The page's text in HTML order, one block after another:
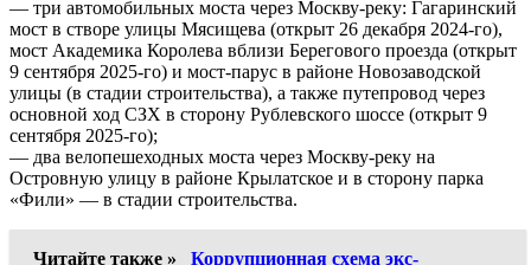
— три автомобильных моста через Москву-реку: Гагаринский
мост в створе улицы Мясищева (открыт 26 декабря 2024-го),
мост Академика Королева вблизи Берегового проезда (открыт
9 сентября 2025-го) и мост-парус в районе Новозаводской
улицы (в стадии строительства), а также путепровод через
основной ход СЗХ в сторону Рублевского шоссе (открыт 9
сентября 2025-го);
— два велопешеходных моста через Москву-реку на
Островную улицу в районе Крылатское и в сторону парка
«Фили» — в стадии строительства.
Читайте также »
Коррупционная схема экс-